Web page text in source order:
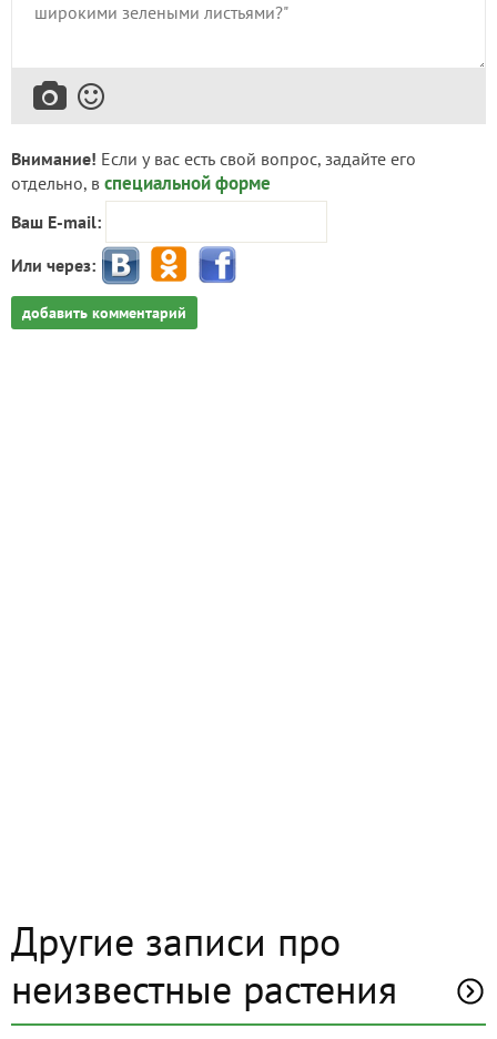
Внимание! Если у вас есть свой вопрос, задайте его
отдельно, в специальной форме
Ваш E-mail:
Или через:
добавить комментарий
Другие записи про
неизвестные растения